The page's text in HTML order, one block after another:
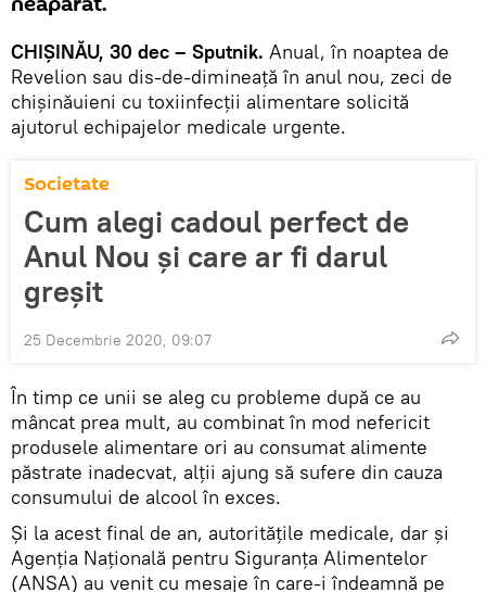
CHIȘINĂU, 30 dec – Sputnik. Anual, în noaptea de
Revelion sau dis-de-dimineață în anul nou, zeci de
chișinăuieni cu toxiinfecții alimentare solicită
ajutorul echipajelor medicale urgente.
Societate
Cum alegi cadoul perfect de
Anul Nou și care ar fi darul
greșit
25 Decembrie 2020, 09:07
În timp ce unii se aleg cu probleme după ce au
mâncat prea mult, au combinat în mod nefericit
produsele alimentare ori au consumat alimente
păstrate inadecvat, alții ajung să sufere din cauza
consumului de alcool în exces.
Și la acest final de an, autoritățile medicale, dar și
Agenţia Naţională pentru Siguranţa Alimentelor
(ANSA) au venit cu mesaje în care-i îndeamnă pe